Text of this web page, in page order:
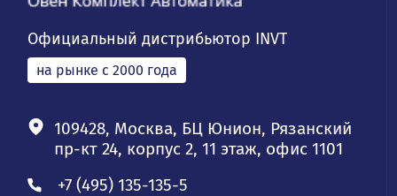
Официальный дистрибьютор INVT
на рынке с 2000 года
109428, Москва, БЦ Юнион, Рязанский
пр-кт 24, корпус 2, 11 этаж, офис 1101
+7 (495) 135-135-5